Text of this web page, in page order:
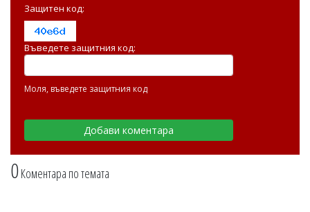
0Коментара по темата
Защитен код:
Въведете защитния код:
Моля, въведете защитния код